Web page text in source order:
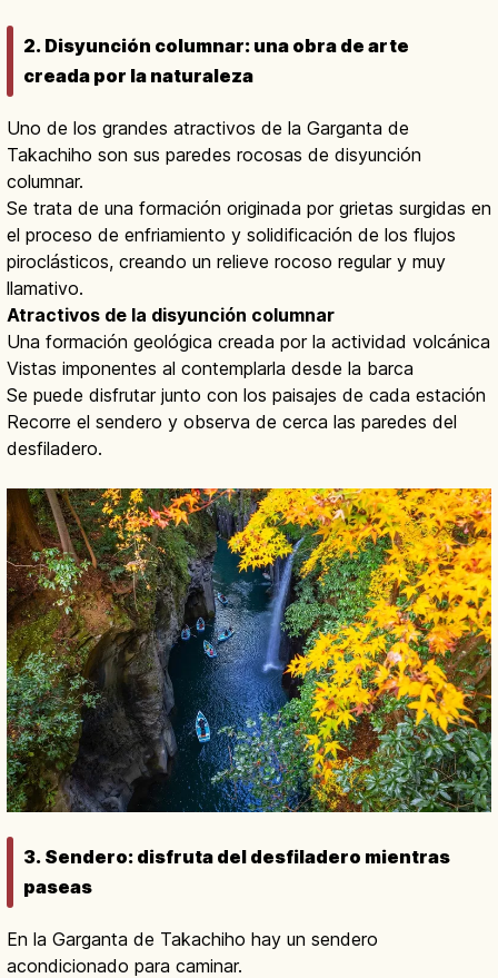
2. Disyunción columnar: una obra de arte
creada por la naturaleza
Uno de los grandes atractivos de la Garganta de
Takachiho son sus paredes rocosas de disyunción
columnar.
Se trata de una formación originada por grietas surgidas en
el proceso de enfriamiento y solidificación de los flujos
piroclásticos, creando un relieve rocoso regular y muy
llamativo.
Atractivos de la disyunción columnar
Una formación geológica creada por la actividad volcánica
Vistas imponentes al contemplarla desde la barca
Se puede disfrutar junto con los paisajes de cada estación
Recorre el sendero y observa de cerca las paredes del
desfiladero.
3. Sendero: disfruta del desfiladero mientras
paseas
En la Garganta de Takachiho hay un sendero
acondicionado para caminar.